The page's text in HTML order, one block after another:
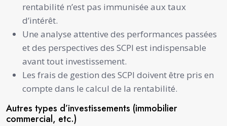
rentabilité n’est pas immunisée aux taux
d’intérêt.
Une analyse attentive des performances passées
et des perspectives des SCPI est indispensable
avant tout investissement.
Les frais de gestion des SCPI doivent être pris en
compte dans le calcul de la rentabilité.
Autres types d’investissements (immobilier
commercial, etc.)